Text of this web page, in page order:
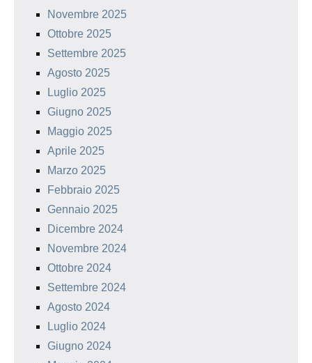
Novembre 2025
Ottobre 2025
Settembre 2025
Agosto 2025
Luglio 2025
Giugno 2025
Maggio 2025
Aprile 2025
Marzo 2025
Febbraio 2025
Gennaio 2025
Dicembre 2024
Novembre 2024
Ottobre 2024
Settembre 2024
Agosto 2024
Luglio 2024
Giugno 2024